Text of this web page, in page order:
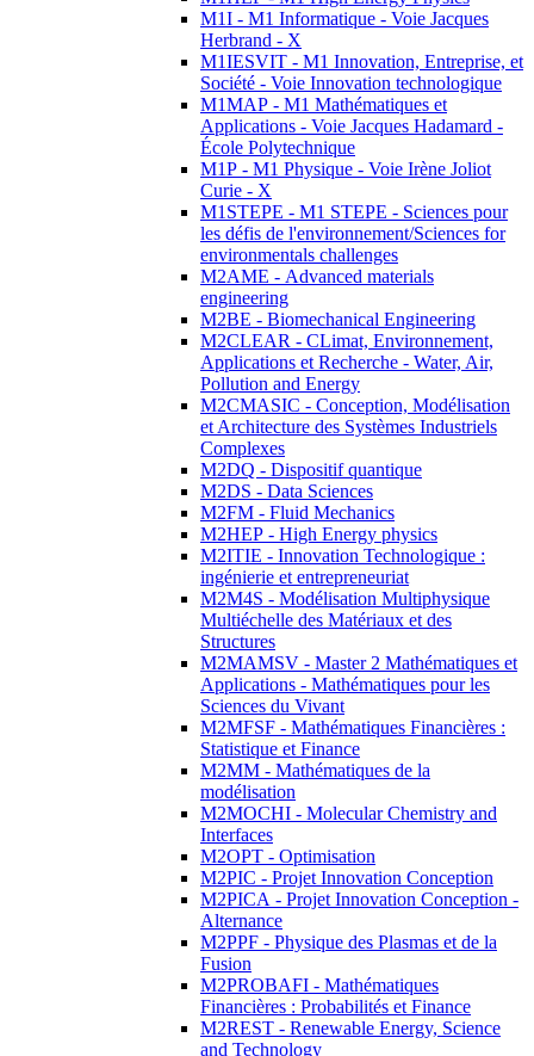
M1I - M1 Informatique - Voie Jacques
Herbrand - X
M1IESVIT - M1 Innovation, Entreprise, et
Société - Voie Innovation technologique
M1MAP - M1 Mathématiques et
Applications - Voie Jacques Hadamard -
École Polytechnique
M1P - M1 Physique - Voie Irène Joliot
Curie - X
M1STEPE - M1 STEPE - Sciences pour
les défis de l'environnement/Sciences for
environmentals challenges
M2AME - Advanced materials
engineering
M2BE - Biomechanical Engineering
M2CLEAR - CLimat, Environnement,
Applications et Recherche - Water, Air,
Pollution and Energy
M2CMASIC - Conception, Modélisation
et Architecture des Systèmes Industriels
Complexes
M2DQ - Dispositif quantique
M2DS - Data Sciences
M2FM - Fluid Mechanics
M2HEP - High Energy physics
M2ITIE - Innovation Technologique :
ingénierie et entrepreneuriat
M2M4S - Modélisation Multiphysique
Multiéchelle des Matériaux et des
Structures
M2MAMSV - Master 2 Mathématiques et
Applications - Mathématiques pour les
Sciences du Vivant
M2MFSF - Mathématiques Financières :
Statistique et Finance
M2MM - Mathématiques de la
modélisation
M2MOCHI - Molecular Chemistry and
Interfaces
M2OPT - Optimisation
M2PIC - Projet Innovation Conception
M2PICA - Projet Innovation Conception -
Alternance
M2PPF - Physique des Plasmas et de la
Fusion
M2PROBAFI - Mathématiques
Financières : Probabilités et Finance
M2REST - Renewable Energy, Science
and Technology